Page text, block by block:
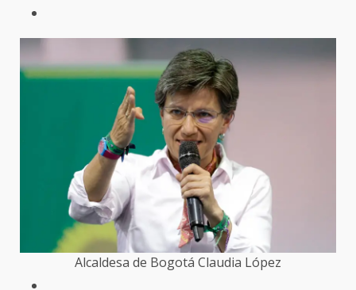
Alcaldesa de Bogotá Claudia López